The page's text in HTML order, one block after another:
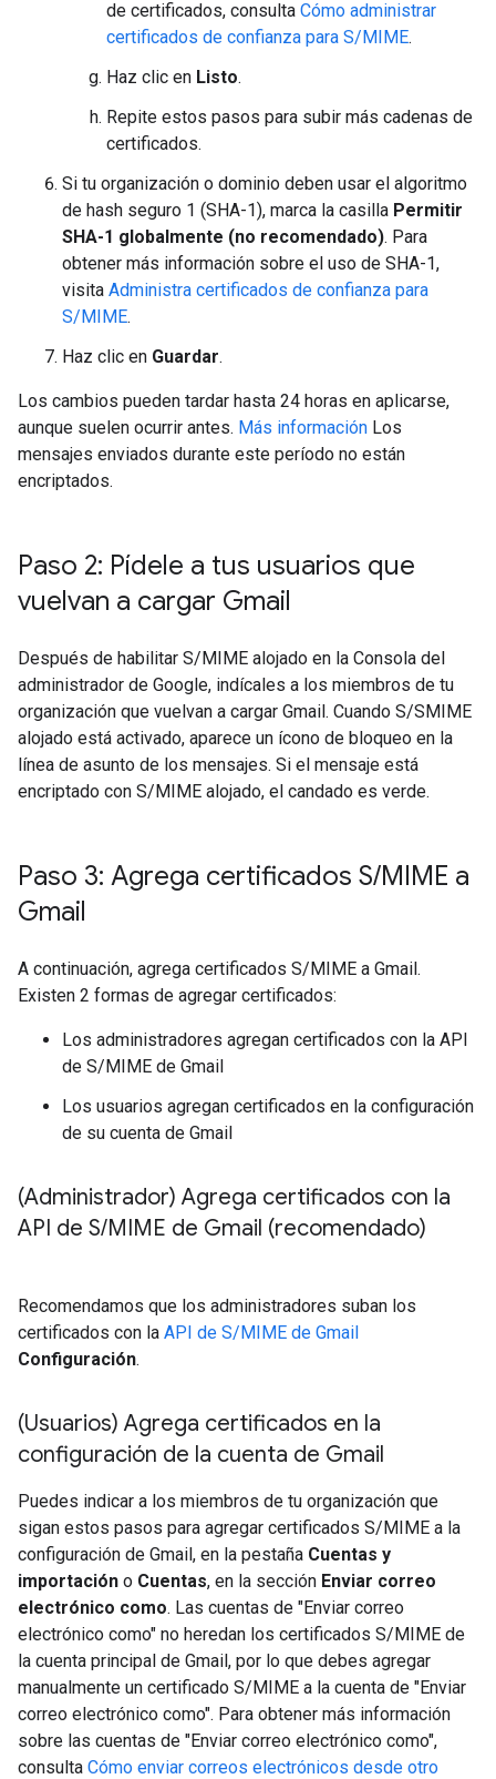
de certificados, consulta Cómo administrar
certificados de confianza para S/MIME.
Haz clic en Listo.
Repite estos pasos para subir más cadenas de
certificados.
Si tu organización o dominio deben usar el algoritmo
de hash seguro 1 (SHA-1), marca la casilla Permitir
SHA-1 globalmente (no recomendado). Para
obtener más información sobre el uso de SHA-1,
visita Administra certificados de confianza para
S/MIME.
Haz clic en Guardar.
Los cambios pueden tardar hasta 24 horas en aplicarse,
aunque suelen ocurrir antes. Más información Los
mensajes enviados durante este período no están
encriptados.
Paso 2: Pídele a tus usuarios que
vuelvan a cargar Gmail
Después de habilitar S/MIME alojado en la Consola del
administrador de Google, indícales a los miembros de tu
organización que vuelvan a cargar Gmail. Cuando S/SMIME
alojado está activado, aparece un ícono de bloqueo en la
línea de asunto de los mensajes. Si el mensaje está
encriptado con S/MIME alojado, el candado es verde.
Paso 3: Agrega certificados S/MIME a
Gmail
A continuación, agrega certificados S/MIME a Gmail.
Existen 2 formas de agregar certificados:
Los administradores agregan certificados con la API
de S/MIME de Gmail
Los usuarios agregan certificados en la configuración
de su cuenta de Gmail
(Administrador) Agrega certificados con la
API de S/MIME de Gmail (recomendado)
Recomendamos que los administradores suban los
certificados con la API de S/MIME de Gmail
Configuración.
(Usuarios) Agrega certificados en la
configuración de la cuenta de Gmail
Puedes indicar a los miembros de tu organización que
sigan estos pasos para agregar certificados S/MIME a la
configuración de Gmail, en la pestaña Cuentas y
importación o Cuentas, en la sección Enviar correo
electrónico como. Las cuentas de "Enviar correo
electrónico como" no heredan los certificados S/MIME de
la cuenta principal de Gmail, por lo que debes agregar
manualmente un certificado S/MIME a la cuenta de "Enviar
correo electrónico como". Para obtener más información
sobre las cuentas de "Enviar correo electrónico como",
consulta Cómo enviar correos electrónicos desde otro